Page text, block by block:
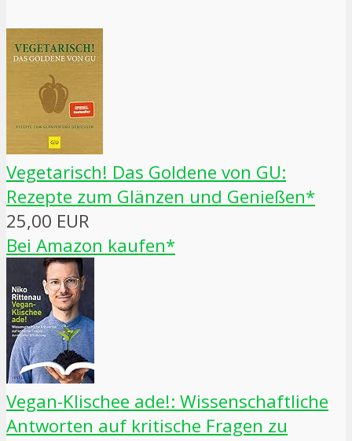
Vegetarisch! Das Goldene von GU:
Rezepte zum Glänzen und Genießen*
25,00 EUR
Bei Amazon kaufen*
Vegan-Klischee ade!: Wissenschaftliche
Antworten auf kritische Fragen zu